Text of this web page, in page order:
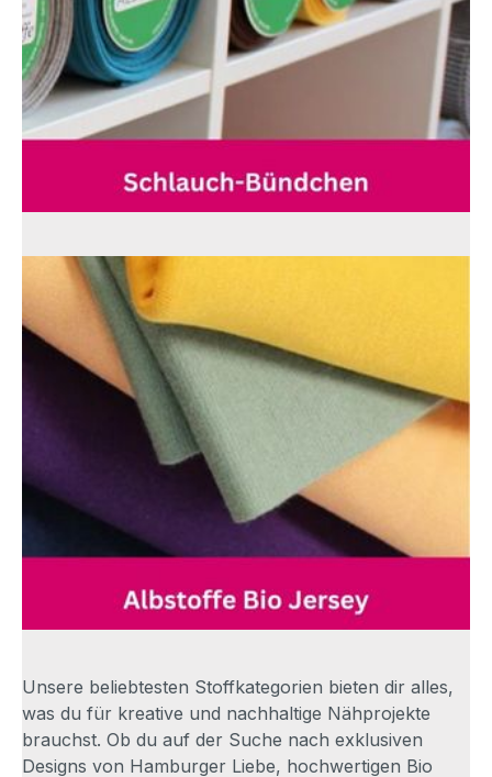
Unsere beliebtesten Stoffkategorien bieten dir alles,
was du für kreative und nachhaltige Nähprojekte
brauchst. Ob du auf der Suche nach exklusiven
Designs von Hamburger Liebe, hochwertigen Bio